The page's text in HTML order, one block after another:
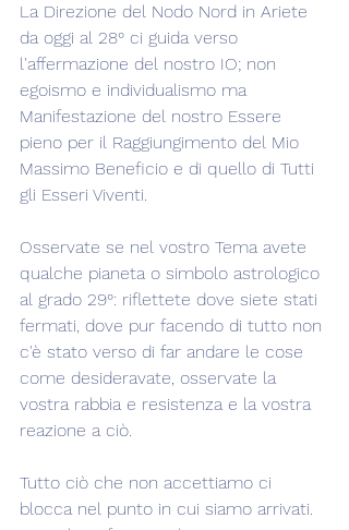
La Direzione del Nodo Nord in Ariete
da oggi al 28° ci guida verso
l'affermazione del nostro IO; non
egoismo e individualismo ma
Manifestazione del nostro Essere
pieno per il Raggiungimento del Mio
Massimo Beneficio e di quello di Tutti
gli Esseri Viventi.
Osservate se nel vostro Tema avete
qualche pianeta o simbolo astrologico
al grado 29°: riflettete dove siete stati
fermati, dove pur facendo di tutto non
c'è stato verso di far andare le cose
come desideravate, osservate la
vostra rabbia e resistenza e la vostra
reazione a ciò.
Tutto ciò che non accettiamo ci
blocca nel punto in cui siamo arrivati.